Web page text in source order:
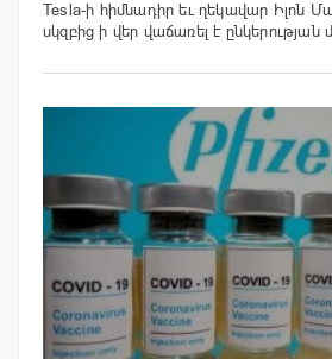
Tesla-ի հիմնադիր եւ ղեկավար Իլոն
սկզբից ի վեր վաճառել է